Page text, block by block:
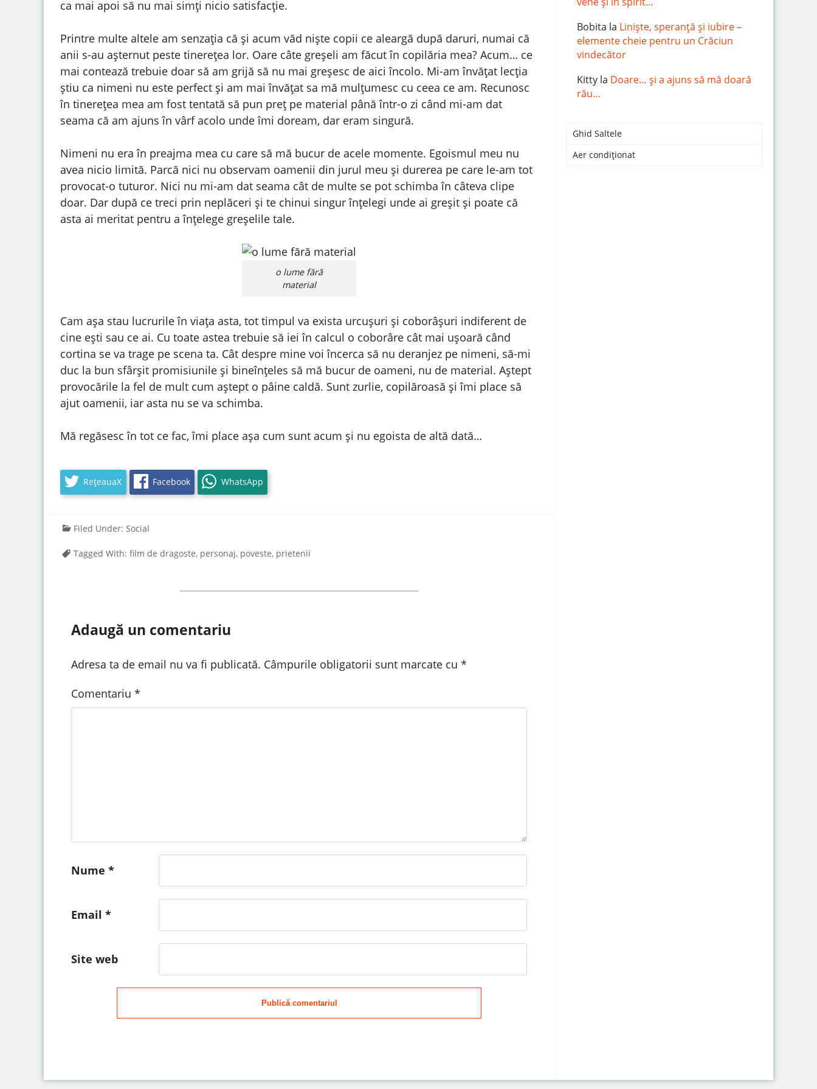
ca mai apoi să nu mai simți nicio satisfacție.
Printre multe altele am senzația că și acum văd niște copii ce aleargă după daruri, numai că
anii s-au așternut peste tinerețea lor. Oare câte greșeli am făcut în copilăria mea? Acum… ce
mai contează trebuie doar să am grijă să nu mai greșesc de aici încolo. Mi-am învățat lecția
știu ca nimeni nu este perfect și am mai învățat sa mă mulțumesc cu ceea ce am. Recunosc
în tinerețea mea am fost tentată să pun preț pe material până într-o zi când mi-am dat
seama că am ajuns în vârf acolo unde îmi doream, dar eram singură.
Nimeni nu era în preajma mea cu care să mă bucur de acele momente. Egoismul meu nu
avea nicio limită. Parcă nici nu observam oamenii din jurul meu și durerea pe care le-am tot
provocat-o tuturor. Nici nu mi-am dat seama cât de multe se pot schimba în câteva clipe
doar. Dar după ce treci prin neplăceri și te chinui singur înțelegi unde ai greșit și poate că
asta ai meritat pentru a înțelege greșelile tale.
o lume fără
material
Cam așa stau lucrurile în viața asta, tot timpul va exista urcușuri și coborâșuri indiferent de
cine ești sau ce ai. Cu toate astea trebuie să iei în calcul o coborâre cât mai ușoară când
cortina se va trage pe scena ta. Cât despre mine voi încerca să nu deranjez pe nimeni, să-mi
duc la bun sfârșit promisiunile și bineînțeles să mă bucur de oameni, nu de material. Aștept
provocările la fel de mult cum aștept o pâine caldă. Sunt zurlie, copilăroasă și îmi place să
ajut oamenii, iar asta nu se va schimba.
Mă regăsesc în tot ce fac, îmi place așa cum sunt acum și nu egoista de altă dată…
RețeauaX Facebook WhatsApp
Filed Under: Social
Tagged With: film de dragoste, personaj, poveste, prietenii
Adaugă un comentariu
Adresa ta de email nu va fi publicată. Câmpurile obligatorii sunt marcate cu *
Comentariu *
Nume *
Email *
Site web
Publică comentariul
Bobita la Liniște, speranță și iubire –
elemente cheie pentru un Crăciun
vindecător
Kitty la Doare… și a ajuns să mă doară
rău…
Ghid Saltele
Aer condiționat